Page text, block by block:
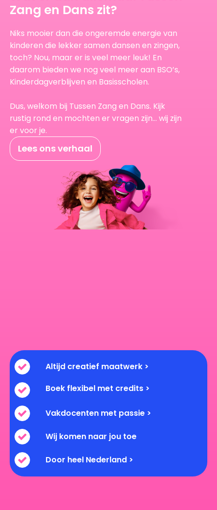
Zang en Dans zit?
Niks mooier dan die ongeremde energie van
kinderen die lekker samen dansen en zingen,
toch? Nou, maar er is veel meer leuk! En
daarom bieden we nog veel meer aan BSO’s,
Kinderdagverblijven en Basisscholen.
Dus, welkom bij Tussen Zang en Dans. Kijk
rustig rond en mochten er vragen zijn… wij zijn
er voor je.
Lees ons verhaal
Altijd creatief maatwerk >
Boek flexibel met credits >
Vakdocenten met passie >
Wij komen naar jou toe
Door heel Nederland >